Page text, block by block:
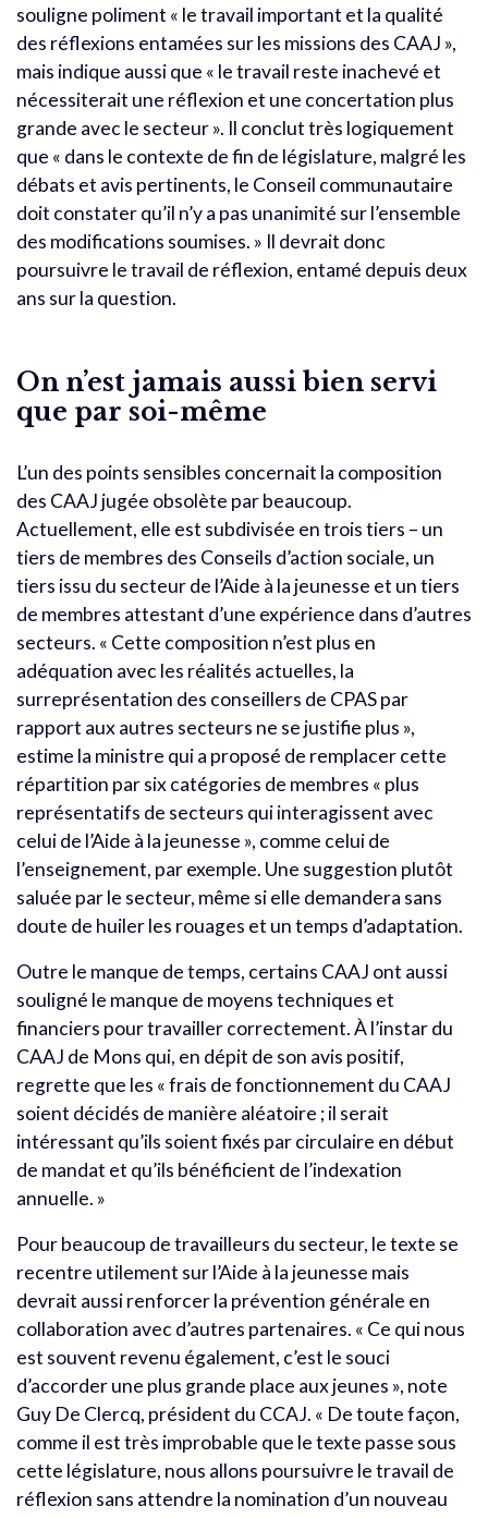
souligne poliment « le travail important et la qualité
des réflexions entamées sur les missions des CAAJ »,
mais indique aussi que « le travail reste inachevé et
nécessiterait une réflexion et une concertation plus
grande avec le secteur ». Il conclut très logiquement
que « dans le contexte de fin de législature, malgré les
débats et avis pertinents, le Conseil communautaire
doit constater qu’il n’y a pas unanimité sur l’ensemble
des modifications soumises. » Il devrait donc
poursuivre le travail de réflexion, entamé depuis deux
ans sur la question.
On n’est jamais aussi bien servi
que par soi-même
L’un des points sensibles concernait la composition
des CAAJ jugée obsolète par beaucoup.
Actuellement, elle est subdivisée en trois tiers – un
tiers de membres des Conseils d’action sociale, un
tiers issu du secteur de l’Aide à la jeunesse et un tiers
de membres attestant d’une expérience dans d’autres
secteurs. « Cette composition n’est plus en
adéquation avec les réalités actuelles, la
surreprésentation des conseillers de CPAS par
rapport aux autres secteurs ne se justifie plus »,
estime la ministre qui a proposé de remplacer cette
répartition par six catégories de membres « plus
représentatifs de secteurs qui interagissent avec
celui de l’Aide à la jeunesse », comme celui de
l’enseignement, par exemple. Une suggestion plutôt
saluée par le secteur, même si elle demandera sans
doute de huiler les rouages et un temps d’adaptation.
Outre le manque de temps, certains CAAJ ont aussi
souligné le manque de moyens techniques et
financiers pour travailler correctement. À l’instar du
CAAJ de Mons qui, en dépit de son avis positif,
regrette que les « frais de fonctionnement du CAAJ
soient décidés de manière aléatoire ; il serait
intéressant qu’ils soient fixés par circulaire en début
de mandat et qu’ils bénéficient de l’indexation
annuelle. »
Pour beaucoup de travailleurs du secteur, le texte se
recentre utilement sur l’Aide à la jeunesse mais
devrait aussi renforcer la prévention générale en
collaboration avec d’autres partenaires. « Ce qui nous
est souvent revenu également, c’est le souci
d’accorder une plus grande place aux jeunes », note
Guy De Clercq, président du CCAJ. « De toute façon,
comme il est très improbable que le texte passe sous
cette législature, nous allons poursuivre le travail de
réflexion sans attendre la nomination d’un nouveau